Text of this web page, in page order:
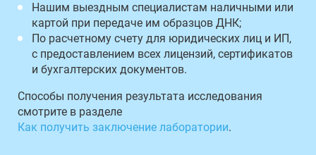
Нашим выездным специалистам наличными или
картой при передаче им образцов ДНК;
По расчетному счету для юридических лиц и ИП,
с предоставлением всех лицензий, сертификатов
и бухгалтерских документов.
Способы получения результата исследования
смотрите в разделе
Как получить заключение лаборатории.